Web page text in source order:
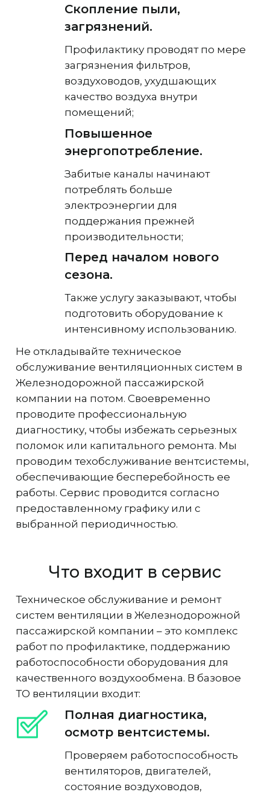
Скопление пыли,
загрязнений.
Профилактику проводят по мере
загрязнения фильтров,
воздуховодов, ухудшающих
качество воздуха внутри
помещений;
Повышенное
энергопотребление.
Забитые каналы начинают
потреблять больше
электроэнергии для
поддержания прежней
производительности;
Перед началом нового
сезона.
Также услугу заказывают, чтобы
подготовить оборудование к
интенсивному использованию.
Не откладывайте техническое
обслуживание вентиляционных систем в
Железнодорожной пассажирской
компании на потом. Своевременно
проводите профессиональную
диагностику, чтобы избежать серьезных
поломок или капитального ремонта. Мы
проводим техобслуживание вентсистемы,
обеспечивающие бесперебойность ее
работы. Сервис проводится согласно
предоставленному графику или с
выбранной периодичностью.
Что входит в сервис
Техническое обслуживание и ремонт
систем вентиляции в Железнодорожной
пассажирской компании – это комплекс
работ по профилактике, поддержанию
работоспособности оборудования для
качественного воздухообмена. В базовое
ТО вентиляции входит:
Полная диагностика,
осмотр вентсистемы.
Проверяем работоспособность
вентиляторов, двигателей,
состояние воздуховодов,